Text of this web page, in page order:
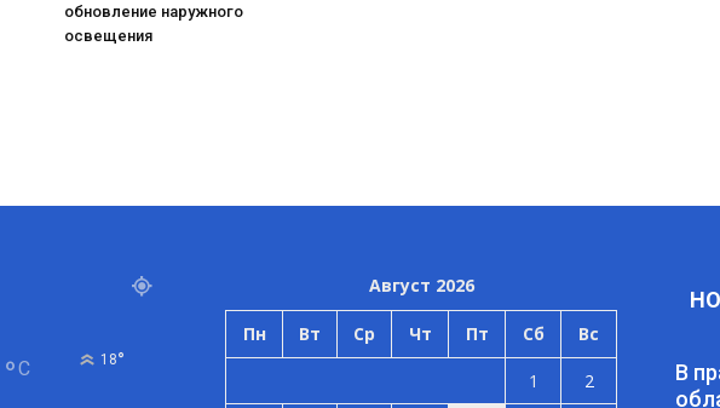
обновление наружного
освещения
°C 18°
Август 2026
Пн Вт Ср Чт Пт Сб Вс
1 2
В